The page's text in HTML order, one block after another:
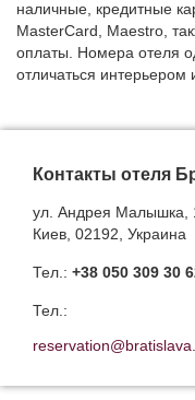
наличные, кредитные
MasterCard, Maestro,
оплаты. Номера отеля
отличаться интерьером
Контакты отеля
ул. Андрея Малышка,
Киев, 02192, Украина
Тел.: +38 050 309 30
Тел.: